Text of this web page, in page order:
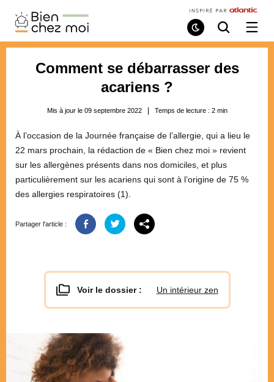
Bien
Chez
Moi
Mode
de
Recherche
/
Comment se débarrasser des
acariens ?
Mis à jour le 09 septembre 2022 Temps de lecture : 2 min
À l’occasion de la Journée française de l’allergie, qui a lieu le
22 mars prochain, la rédaction de « Bien chez moi » revient
sur les allergènes présents dans nos domiciles, et plus
particulièrement sur les acariens qui sont à l’origine de 75 %
des allergies respiratoires (1).
Partager l'article :
Voir le dossier : Un intérieur zen